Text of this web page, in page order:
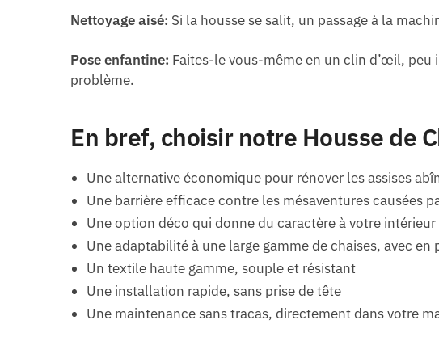
Nettoyage aisé: Si la housse se salit, un passage à la
Pose enfantine: Faites-le vous-même en un clin d’œil, peu
problème.
En bref, choisir notre Housse de
Une alternative économique pour rénover les assises
Une barrière efficace contre les mésaventures causées
Une option déco qui donne du caractère à votre intérieur
Une adaptabilité à une large gamme de chaises, avec
Un textile haute gamme, souple et résistant
Une installation rapide, sans prise de tête
Une maintenance sans tracas, directement dans votre